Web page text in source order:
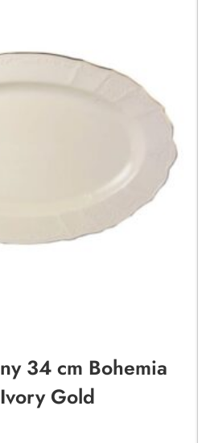
34 cm Bohemia
Gold